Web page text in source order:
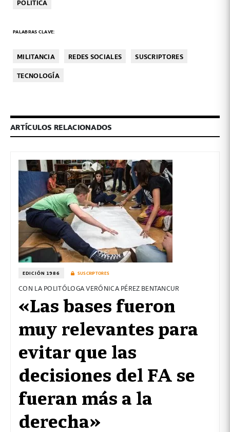
POLÍTICA
PALABRAS CLAVE:
MILITANCIA REDES SOCIALES
SUSCRIPTORES
TECNOLOGÍA
ARTÍCULOS RELACIONADOS
EDICIÓN 1986 SUSCRIPTORES
CON LA POLITÓLOGA VERÓNICA PÉREZ BENTANCUR
«Las bases fueron
muy relevantes para
evitar que las
decisiones del FA se
fueran más a la
derecha»